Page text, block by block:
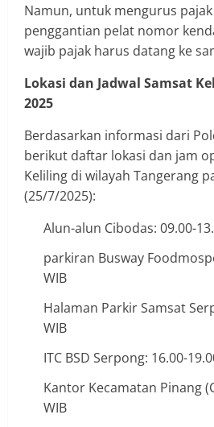
Namun, untuk mengurus
penggantian pelat nomor
wajib pajak harus datang ke
Lokasi dan Jadwal Samsat
2025
Berdasarkan informasi dari
berikut daftar lokasi dan jam
Keliling di wilayah Tangerang
(25/7/2025):
Alun-alun Cibodas: 09.00-
parkiran Busway
WIB
Halaman Parkir Samsat
WIB
ITC BSD Serpong: 16.00-
Kantor Kecamatan Pinang
WIB